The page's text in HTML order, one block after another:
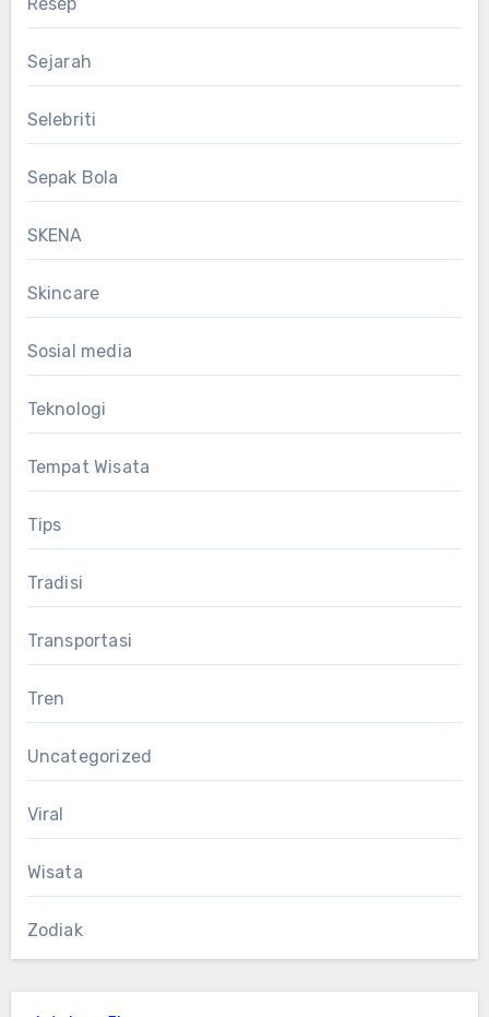
Sejarah
Selebriti
Sepak Bola
SKENA
Skincare
Sosial media
Teknologi
Tempat Wisata
Tips
Tradisi
Transportasi
Tren
Uncategorized
Viral
Wisata
Zodiak